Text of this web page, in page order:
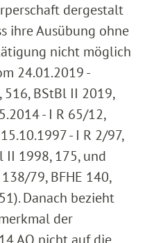
dergestalt
ihre Ausübung ohne
nicht möglich
24.01.2019 -
516, BStBl II 2019,
- I R 65/12,
- I R 2/97,
II 1998, 175, und
79, BFHE 140,
Danach bezieht
der